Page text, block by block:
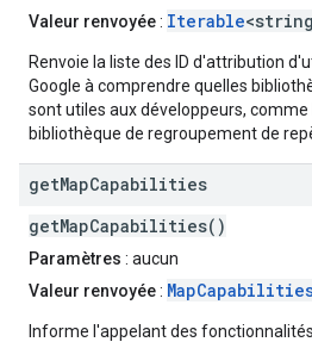
Valeur renvoyée: Iterable
Renvoie la liste des ID d'attribution
Google à comprendre quelles
sont utiles aux développeurs,
bibliothèque de regroupement de
getMapCapabilities
getMapCapabilities()
Paramètres : aucun
Valeur renvoyée:
Informe l'appelant des